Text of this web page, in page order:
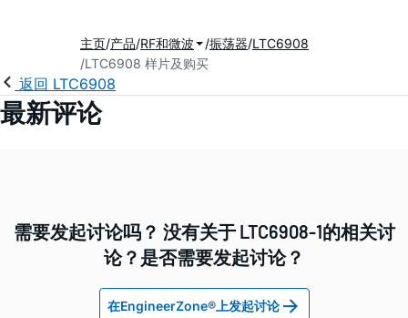
主页 产品 RF和微波 振荡器 LTC6908
LTC6908 样片及购买
返回 LTC6908
最新评论
需要发起讨论吗？ 没有关于 LTC6908-1的相关讨
论？是否需要发起讨论？
在EngineerZone®上发起讨论